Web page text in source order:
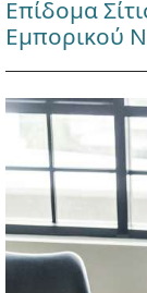
Επίδομα
Εμπορικού